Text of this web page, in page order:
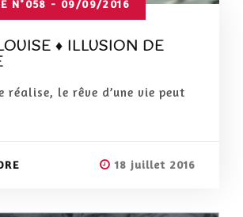
N°058 - 09/09/2016
♦ ILLUSION DE
réalise, le rêve d’une vie peut
18 juillet 2016